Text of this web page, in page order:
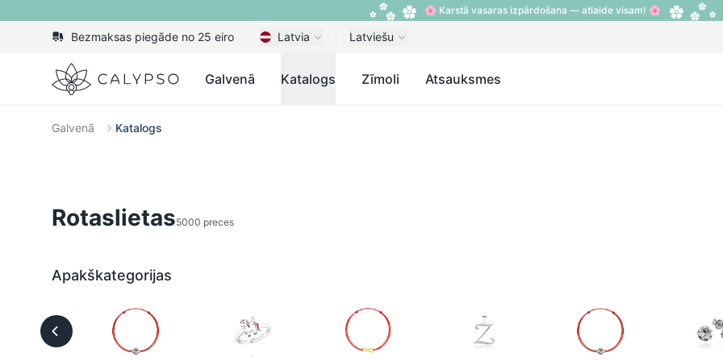
🌸 Karstā vasaras izpārdošana — atlaide visam! 🌸
Bezmaksas piegāde no 25 eiro Latvia Latviešu
Calypso Galvenā Katalogs Zīmoli Atsauksmes
Galvenā Katalogs
Rotaslietas5000 preces
Apakškategorijas